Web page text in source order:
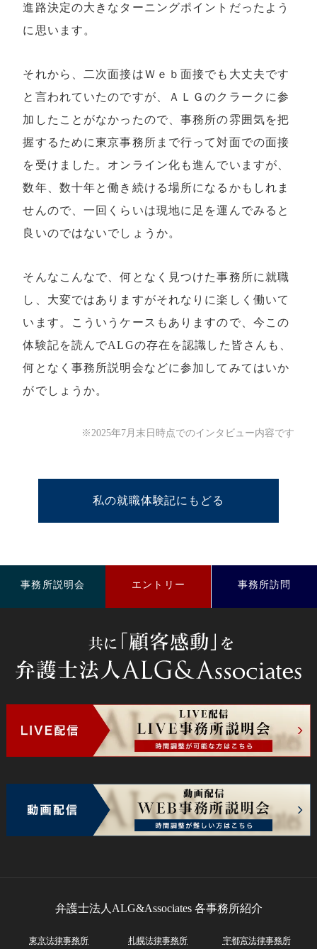
進路決定の大きなターニングポイントだったよう
に思います。
それから、二次面接はＷｅｂ面接でも大丈夫です
と言われていたのですが、ＡＬＧのクラークに参
加したことがなかったので、事務所の雰囲気を把
握するために東京事務所まで行って対面での面接
を受けました。オンライン化も進んでいますが、
数年、数十年と働き続ける場所になるかもしれま
せんので、一回くらいは現地に足を運んでみると
良いのではないでしょうか。
そんなこんなで、何となく見つけた事務所に就職
し、大変ではありますがそれなりに楽しく働いて
います。こういうケースもありますので、今この
体験記を読んでALGの存在を認識した皆さんも、
何となく事務所説明会などに参加してみてはいか
がでしょうか。
※2025年7月末日時点でのインタビュー内容です
私の就職体験記にもどる
弁護士法人ALG&Associates 各事務所紹介
東京法律事務所 札幌法律事務所 宇都宮法律事務所